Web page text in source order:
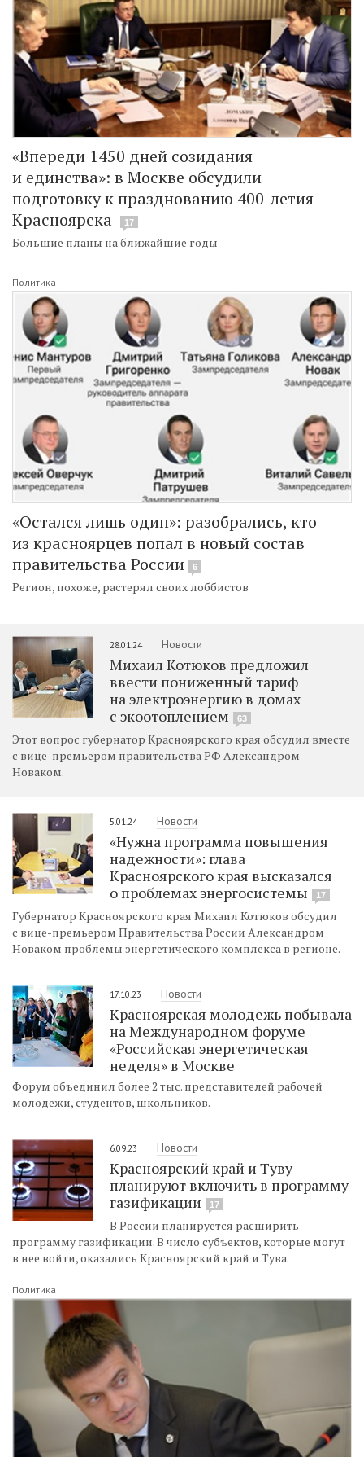
«Впереди 1450 дней созидания
и единства»: в Москве обсудили
подготовку к празднованию 400-летия
Красноярска
17
Большие планы на ближайшие годы
Политика
«Остался лишь один»: разобрались, кто
из красноярцев попал в новый состав
правительства России
6
Регион, похоже, растерял своих лоббистов
28.01.24 Новости
Михаил Котюков предложил
ввести пониженный тариф
на электроэнергию в домах
с экоотоплением
63
Этот вопрос губернатор Красноярского края обсудил вместе
с вице-премьером правительства РФ Александром
Новаком.
5.01.24 Новости
«Нужна программа повышения
надежности»: глава
Красноярского края высказался
о проблемах энергосистемы
17
Губернатор Красноярского края Михаил Котюков обсудил
с вице-премьером Правительства России Александром
Новаком проблемы энергетического комплекса в регионе.
17.10.23 Новости
Красноярская молодежь побывала
на Международном форуме
«Российская энергетическая
неделя» в Москве
Форум объединил более 2 тыс. представителей рабочей
молодежи, студентов, школьников.
6.09.23 Новости
Красноярский край и Туву
планируют включить в программу
газификации
17
В России планируется расширить
программу газификации. В число субъектов, которые могут
в нее войти, оказались Красноярский край и Тува.
Политика